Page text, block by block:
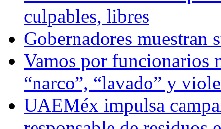
culpables, libres
Gobernadores muestran
Vamos por funcionarios
“narco”, “lavado” y
UAEMéx impulsa